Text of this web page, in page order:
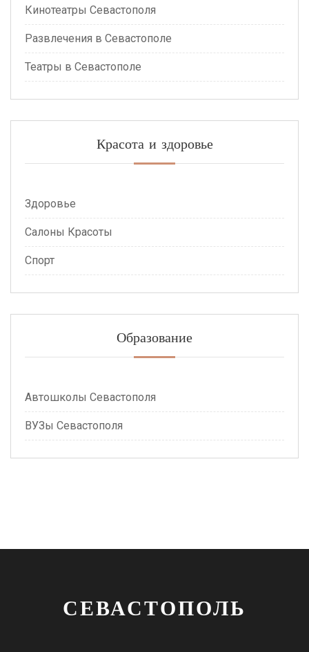
Кинотеатры Севастополя
Развлечения в Севастополе
Театры в Севастополе
Красота и здоровье
Здоровье
Салоны Красоты
Спорт
Образование
Автошколы Севастополя
ВУЗы Севастополя
СЕВАСТОПОЛЬ